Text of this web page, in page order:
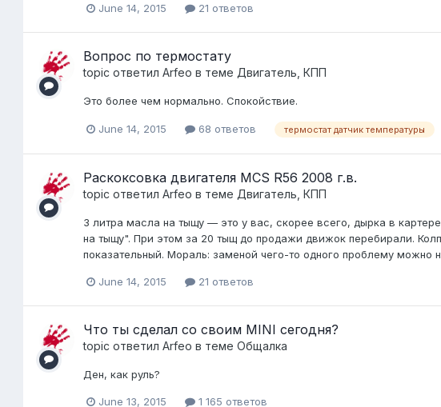
June 14, 2015 21 ответов
Вопрос по термостату
topic ответил Arfeo в теме Двигатель, КПП
Это более чем нормально. Спокойствие.
June 14, 2015 68 ответов термостат датчик температуры
Раскоксовка двигателя MCS R56 2008 г.в.
topic ответил Arfeo в теме Двигатель, КПП
3 литра масла на тыщу — это у вас, скорее всего, дырка в
на тыщу". При этом за 20 тыщ до продажи движок перебирали.
показательный. Мораль: заменой чего-то одного проблему
June 14, 2015 21 ответов
Что ты сделал со своим MINI сегодня?
topic ответил Arfeo в теме Общалка
Ден, как руль?
June 13, 2015 1 165 ответов